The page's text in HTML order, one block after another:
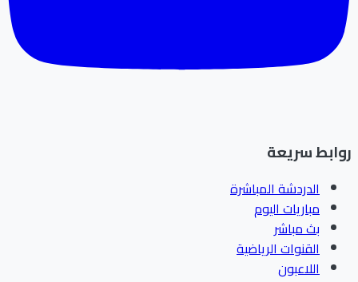
سريعة
الدردشة المباشرة
مباريات اليوم
بث مباشر
القنوات الرياضية
اللاعبون